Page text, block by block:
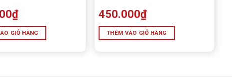
₫
GIỎ HÀNG
450.000₫
THÊM VÀO GIỎ HÀNG